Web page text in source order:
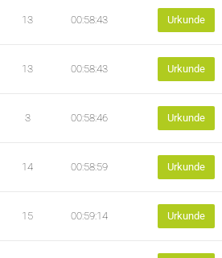
13 00:58:43 Urkunde
13 00:58:43 Urkunde
3 00:58:46 Urkunde
14 00:58:59 Urkunde
15 00:59:14 Urkunde